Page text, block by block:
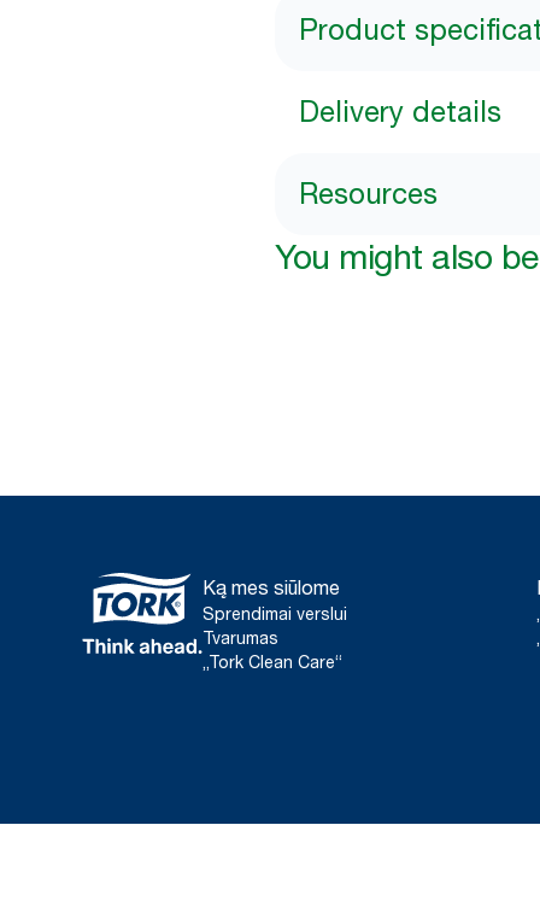
Product
Delivery details
Resources
You might also
Ką mes siūlome
Sprendimai verslui
Tvarumas
„Tork Clean Care“